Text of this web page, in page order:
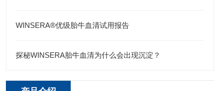
WINSERA®优级胎牛血清试用报告
探秘WINSERA胎牛血清为什么会出现沉淀？